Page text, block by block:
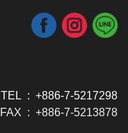
TEL : +886-7-5217298
FAX : +886-7-5213878